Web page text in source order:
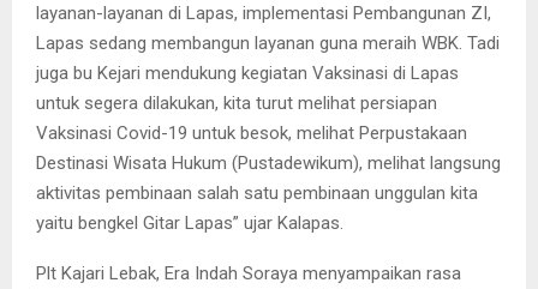
layanan-layanan di Lapas, implementasi Pembangunan ZI,
Lapas sedang membangun layanan guna meraih WBK. Tadi
juga bu Kejari mendukung kegiatan Vaksinasi di Lapas
untuk segera dilakukan, kita turut melihat persiapan
Vaksinasi Covid-19 untuk besok, melihat Perpustakaan
Destinasi Wisata Hukum (Pustadewikum), melihat langsung
aktivitas pembinaan salah satu pembinaan unggulan kita
yaitu bengkel Gitar Lapas” ujar Kalapas.
Plt Kajari Lebak, Era Indah Soraya menyampaikan rasa